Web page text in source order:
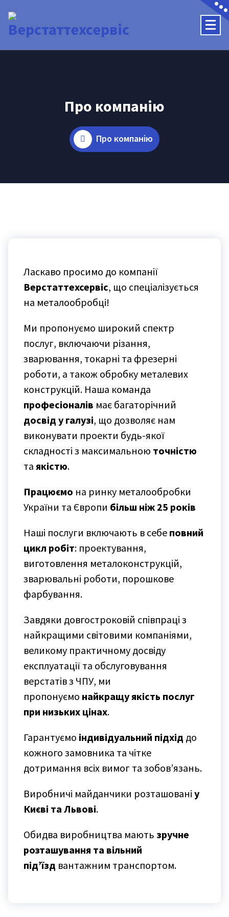
Про компанію
Про компанію
Ласкаво просимо до компанії
Верстаттехсервіс, що спеціалізується
на металообробці!
Ми пропонуємо широкий спектр
послуг, включаючи різання,
зварювання, токарні та фрезерні
роботи, а також обробку металевих
конструкцій. Наша команда
професіоналів має багаторічний
досвід у галузі, що дозволяє нам
виконувати проекти будь-якої
складності з максимальною точністю
та якістю.
Працюємо на ринку металообробки
України та Європи більш ніж 25 років
Наші послуги включають в себе повний
цикл робіт: проектування,
виготовлення металоконструкцій,
зварювальні роботи, порошкове
фарбування.
Завдяки довгостроковій співпраці з
найкращими світовими компаніями,
великому практичному досвіду
експлуатації та обслуговування
верстатів з ЧПУ, ми
пропонуємо найкращу якість послуг
при низьких цінах.
Гарантуємо індивідуальний підхід до
кожного замовника та чітке
дотримання всіх вимог та зобов’язань.
Виробничі майданчики розташовані у
Києві та Львові.
Обидва виробництва мають зручне
розташування та вільний
під’їзд вантажним транспортом.